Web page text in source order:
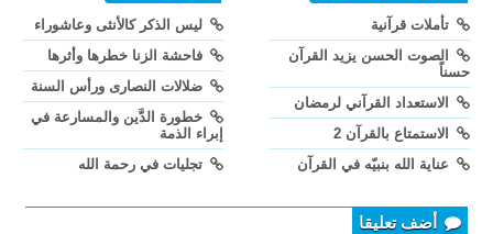
تأملات قرآنية
الصوت الحسن يزيد القرآن
حسناً
الاستعداد القرآني لرمضان
الاستمتاع بالقرآن 2
عناية الله بنبيّه في القرآن
ليس الذكر كالأنثى وعاشوراء
فاحشة الزنا خطرها وأثرها
ضلالات النصارى ورأس السنة
خطورة الدَّين والمسارعة في
إبراء الذمة
تجليات في رحمة الله
أضف تعليقا